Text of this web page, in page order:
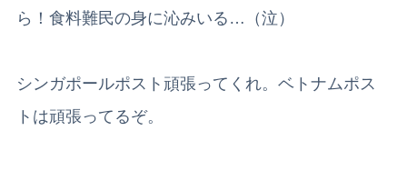
ら！食料難民の身に沁みいる…（泣）
シンガポールポスト頑張ってくれ。ベトナムポス
トは頑張ってるぞ。